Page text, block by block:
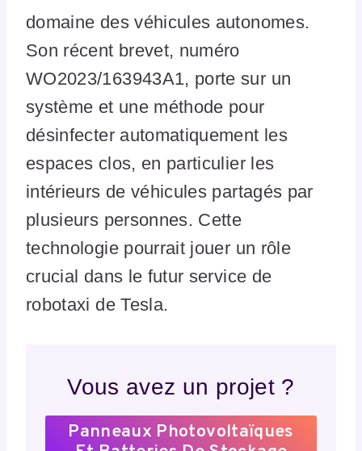
domaine des véhicules autonomes.
Son récent brevet, numéro
WO2023/163943A1, porte sur un
système et une méthode pour
désinfecter automatiquement les
espaces clos, en particulier les
intérieurs de véhicules partagés par
plusieurs personnes. Cette
technologie pourrait jouer un rôle
crucial dans le futur service de
robotaxi de Tesla.
Vous avez un projet ?
Panneaux Photovoltaïques